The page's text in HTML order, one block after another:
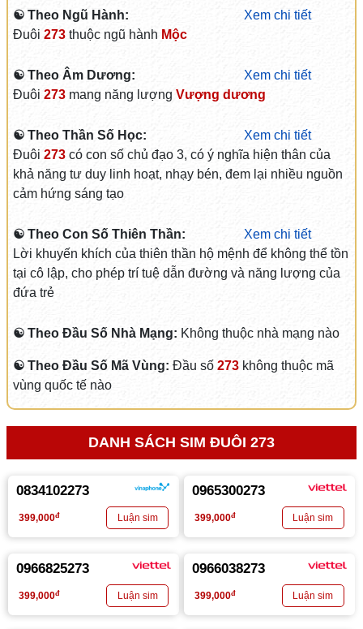
☯ Theo Ngũ Hành:
Xem chi tiết
Đuôi 273thuộc ngũ hành Mộc
☯ Theo Âm Dương:
Xem chi tiết
Đuôi 273mang năng lượng Vượng dương
☯ Theo Thần Số Học:
Xem chi tiết
Đuôi 273có con số chủ đạo 3, có ý nghĩa hiện thân của
khả năng tư duy linh hoạt, nhạy bén, đem lại nhiều nguồn
cảm hứng sáng tạo
☯ Theo Con Số Thiên Thần:
Xem chi tiết
Lời khuyến khích của thiên thần hộ mệnh để không thể tồn
tại cô lập, cho phép trí tuệ dẫn đường và năng lượng của
đứa trẻ
☯ Theo Đầu Số Nhà Mạng: Không thuộc nhà mạng nào
☯ Theo Đầu Số Mã Vùng: Đầu số 273không thuộc mã
vùng quốc tế nào
DANH SÁCH SIM ĐUÔI 273
0834102273
399,000đ
0965300273
399,000đ
0966825273
399,000đ
0966038273
399,000đ